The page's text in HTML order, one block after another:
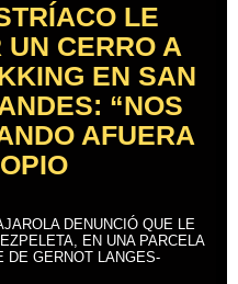
LE
CERRO A
EN SAN
“NOS
AFUERA
DENUNCIÓ QUE LE
EN UNA PARCELA
DE GERNOT LANGES-